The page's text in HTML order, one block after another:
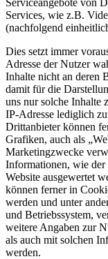
Services, wie z.B.
(nachfolgend
Dies setzt immer
Adresse der Nutzer
Inhalte nicht an deren
damit für die
uns nur solche Inhalte
IP-Adresse lediglich
Drittanbieter können
Grafiken, auch als
Marketingzwecke
Informationen, wie der
Website ausgewertet
können ferner in
werden und unter
und Betriebssystem,
weitere Angaben zur
als auch mit solchen
werden.